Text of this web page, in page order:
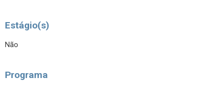
Estágio(s)
Não
Programa